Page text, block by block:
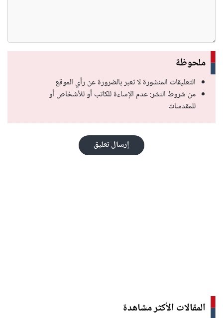
ملحوظة
التعليقات المنشورة لا تعبر بالضرورة عن رأي الموقع
من شروط النشر: عدم الإساءة للكاتب أو للأشخاص أو
للمقدسات
إرسال تعليق
المقالات الأكثر مشاهدة